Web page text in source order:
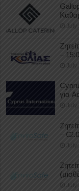
July
–
July
για
July
–
July